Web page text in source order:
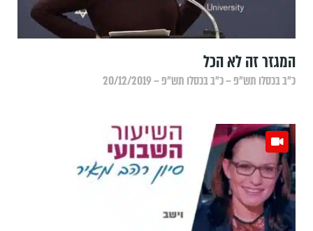
המגזר זה לא הכל
כ״ב בכסלו תש״פ – כ״ב בכסלו תש״פ – 20/12/2019